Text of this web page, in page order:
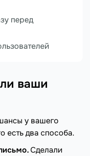
перед
ваши
у вашего
есть два способа.
Сделали